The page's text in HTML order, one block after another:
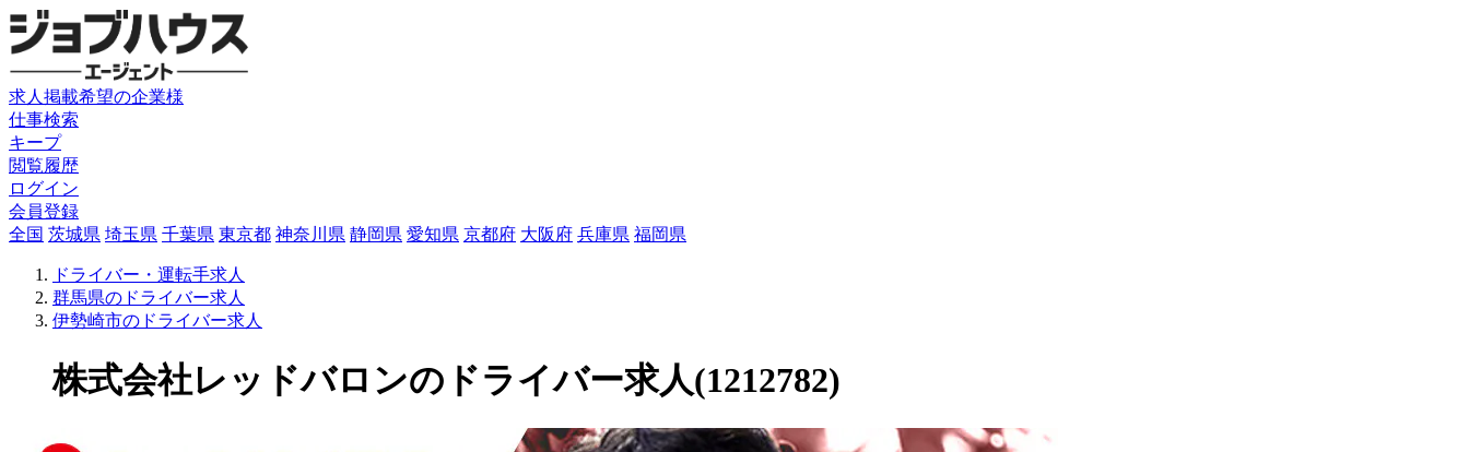
求人掲載希望の企業様
仕事検索
キープ
閲覧履歴
ログイン
会員登録
全国 茨城県 埼玉県 千葉県 東京都 神奈川県 静岡県 愛知県 京都府 大阪府 兵庫県 福岡県
ドライバー・運転手求人
群馬県のドライバー求人
伊勢崎市のドライバー求人
株式会社レッドバロンのドライバー求人(1212782)